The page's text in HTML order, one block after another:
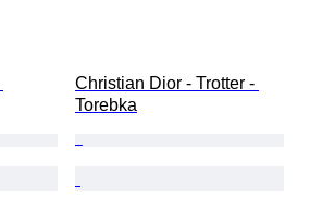
Christian Dior - Trotter -
Torebka